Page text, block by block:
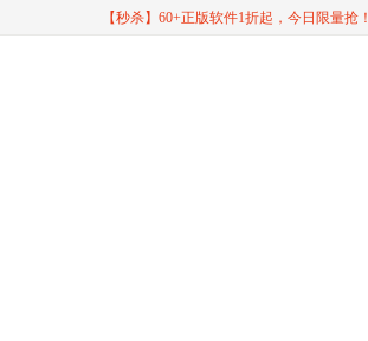
【秒杀】60+正版软件1折起，今日限量抢！